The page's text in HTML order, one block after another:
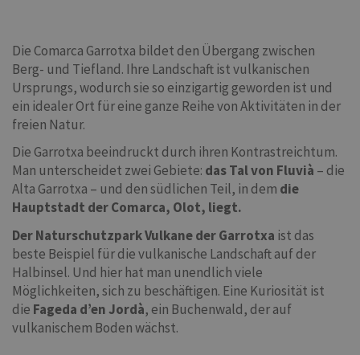
Die Comarca Garrotxa bildet den Übergang zwischen
Berg- und Tiefland. Ihre Landschaft ist vulkanischen
Ursprungs, wodurch sie so einzigartig geworden ist und
ein idealer Ort für eine ganze Reihe von Aktivitäten in der
freien Natur.
Die Garrotxa beeindruckt durch ihren Kontrastreichtum.
Man unterscheidet zwei Gebiete: das Tal von Fluvià – die
Alta Garrotxa – und den südlichen Teil, in dem die
Hauptstadt der Comarca, Olot, liegt.
Der Naturschutzpark Vulkane der Garrotxa ist das
beste Beispiel für die vulkanische Landschaft auf der
Halbinsel. Und hier hat man unendlich viele
Möglichkeiten, sich zu beschäftigen. Eine Kuriosität ist
die Fageda d’en Jordà, ein Buchenwald, der auf
vulkanischem Boden wächst.